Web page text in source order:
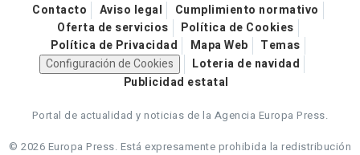
Contacto Aviso legal
Cumplimiento normativo
Oferta de servicios
Política de Cookies
Política de Privacidad
Mapa Web
Temas
Configuración de Cookies
Loteria de navidad
Publicidad estatal
Portal de actualidad y noticias de la Agencia Europa Press.
© 2026 Europa Press. Está expresamente prohibida la redistribución